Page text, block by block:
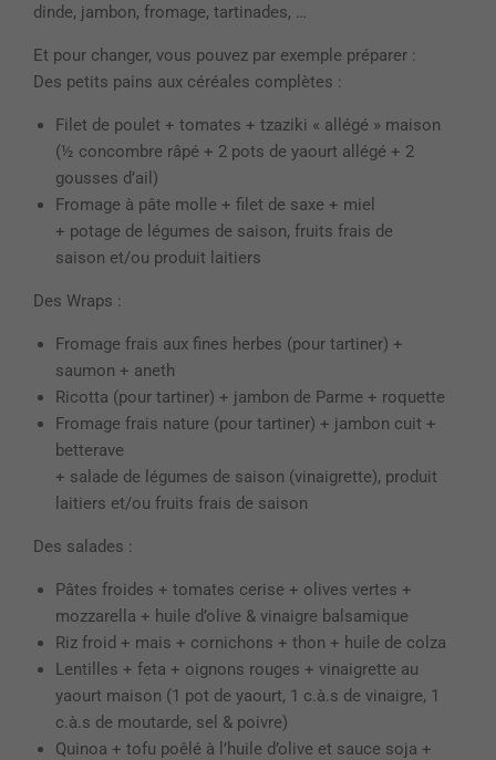
dinde, jambon, fromage, tartinades, …
Et pour changer, vous pouvez par exemple préparer :
Des petits pains aux céréales complètes :
Filet de poulet + tomates + tzaziki « allégé » maison
(½ concombre râpé + 2 pots de yaourt allégé + 2
gousses d’ail)
Fromage à pâte molle + filet de saxe + miel
+ potage de légumes de saison, fruits frais de
saison et/ou produit laitiers
Des Wraps :
Fromage frais aux fines herbes (pour tartiner) +
saumon + aneth
Ricotta (pour tartiner) + jambon de Parme + roquette
Fromage frais nature (pour tartiner) + jambon cuit +
betterave
+ salade de légumes de saison (vinaigrette), produit
laitiers et/ou fruits frais de saison
Des salades :
Pâtes froides + tomates cerise + olives vertes +
mozzarella + huile d’olive & vinaigre balsamique
Riz froid + mais + cornichons + thon + huile de colza
Lentilles + feta + oignons rouges + vinaigrette au
yaourt maison (1 pot de yaourt, 1 c.à.s de vinaigre, 1
c.à.s de moutarde, sel & poivre)
Quinoa + tofu poêlé à l’huile d’olive et sauce soja +